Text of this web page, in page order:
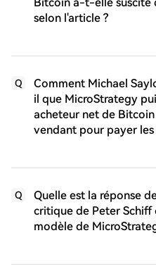
selon l'article ?
Q
Comment Michael
il que MicroStrategy
acheteur net de
vendant pour payer
Q
Quelle est la réponse
critique de Peter Schiff
modèle de